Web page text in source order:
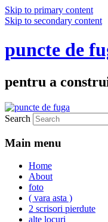
Skip to primary content
Skip to secondary content
puncte de
pentru a
Search
Main menu
Home
About
foto
( vara asta )
2 scrisori pierdute
alte locuri